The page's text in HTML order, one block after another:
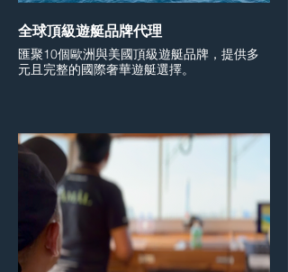
全球頂級遊艇品牌代理
匯聚10個歐洲與美國頂級遊艇品牌，提供多
元且完整的國際奢華遊艇選擇。